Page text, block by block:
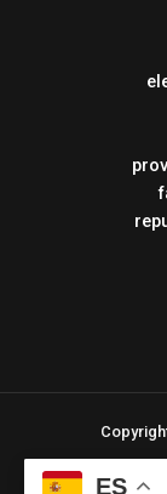
ES